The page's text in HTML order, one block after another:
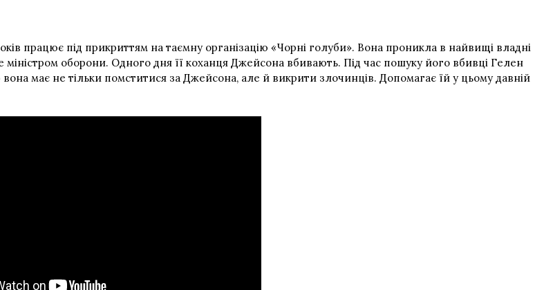
працює під прикриттям на таємну організацію «Чорні голуби». Вона проникла в найвищі владні
міністром оборони. Одного дня її коханця Джейсона вбивають. Під час пошуку його вбивці Гелен
має не тільки помститися за Джейсона, але й викрити злочинців. Допомагає їй у цьому давній